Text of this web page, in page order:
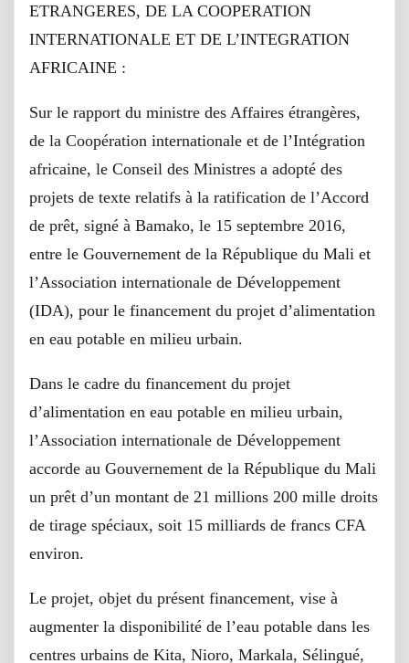
ETRANGERES, DE LA COOPERATION
INTERNATIONALE ET DE L’INTEGRATION
AFRICAINE :
Sur le rapport du ministre des Affaires étrangères,
de la Coopération internationale et de l’Intégration
africaine, le Conseil des Ministres a adopté des
projets de texte relatifs à la ratification de l’Accord
de prêt, signé à Bamako, le 15 septembre 2016,
entre le Gouvernement de la République du Mali et
l’Association internationale de Développement
(IDA), pour le financement du projet d’alimentation
en eau potable en milieu urbain.
Dans le cadre du financement du projet
d’alimentation en eau potable en milieu urbain,
l’Association internationale de Développement
accorde au Gouvernement de la République du Mali
un prêt d’un montant de 21 millions 200 mille droits
de tirage spéciaux, soit 15 milliards de francs CFA
environ.
Le projet, objet du présent financement, vise à
augmenter la disponibilité de l’eau potable dans les
centres urbains de Kita, Nioro, Markala, Sélingué,